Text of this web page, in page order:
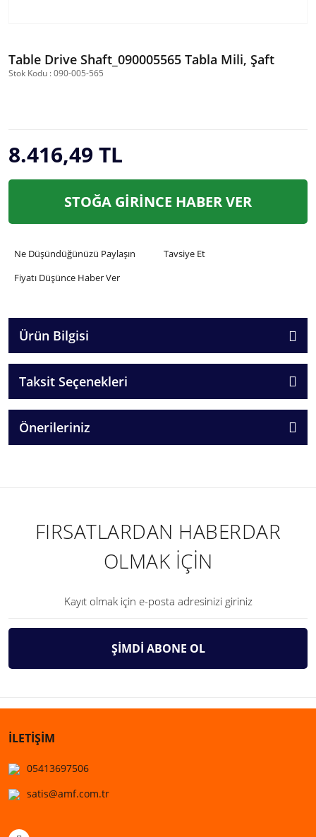
Table Drive Shaft_090005565 Tabla Mili, Şaft
Stok Kodu : 090-005-565
8.416,49 TL
STOĞA GİRİNCE HABER VER
Ne Düşündüğünüzü Paylaşın
Tavsiye Et
Fiyatı Düşünce Haber Ver
Ürün Bilgisi
Taksit Seçenekleri
Önerileriniz
FIRSATLARDAN HABERDAR
OLMAK İÇİN
ŞİMDİ ABONE OL
İLETİŞİM
05413697506
satis@amf.com.tr